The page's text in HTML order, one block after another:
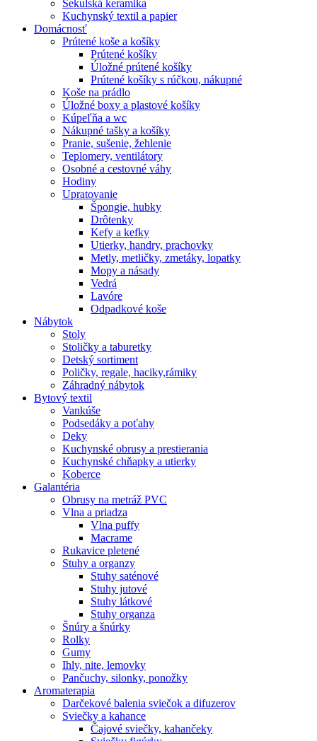
Sekulská keramika
Kuchynský textil a papier
Domácnosť
Prútené koše a košíky
Prútené košíky
Úložné prútené košíky
Prútené košíky s rúčkou, nákupné
Koše na prádlo
Úložné boxy a plastové košíky
Kúpeľňa a wc
Nákupné tašky a košíky
Pranie, sušenie, žehlenie
Teplomery, ventilátory
Osobné a cestovné váhy
Hodiny
Upratovanie
Špongie, hubky
Drôtenky
Kefy a kefky
Utierky, handry, prachovky
Metly, metličky, zmetáky, lopatky
Mopy a násady
Vedrá
Lavóre
Odpadkové koše
Nábytok
Stoly
Stoličky a taburetky
Detský sortiment
Poličky, regale, haciky,rámiky
Záhradný nábytok
Bytový textil
Vankúše
Podsedáky a poťahy
Deky
Kuchynské obrusy a prestierania
Kuchynské chňapky a utierky
Koberce
Galantéria
Obrusy na metráž PVC
Vlna a priadza
Vlna puffy
Macrame
Rukavice pletené
Stuhy a organzy
Stuhy saténové
Stuhy jutové
Stuhy látkové
Stuhy organza
Šnúry a šnúrky
Rolky
Gumy
Ihly, nite, lemovky
Pančuchy, silonky, ponožky
Aromaterapia
Darčekové balenia sviečok a difuzerov
Sviečky a kahance
Čajové sviečky, kahančeky